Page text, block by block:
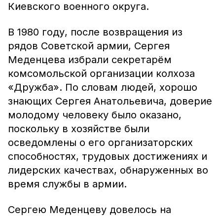
Киевского военного округа.
В 1980 году, после возвращения из
рядов Советской армии, Сергея
Меденцева избрали секретарём
комсомольской организации колхоза
«Дружба». По словам людей, хорошо
знающих Сергея Анатольевича, доверие
молодому человеку было оказано,
поскольку в хозяйстве были
осведомлены о его организаторских
способностях, трудовых достижениях и
лидерских качествах, обнаруженных во
время службы в армии.
Сергею Меденцеву довелось на